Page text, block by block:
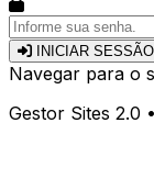
INICIAR SESSÃO
Navegar para o
Gestor Sites 2.0